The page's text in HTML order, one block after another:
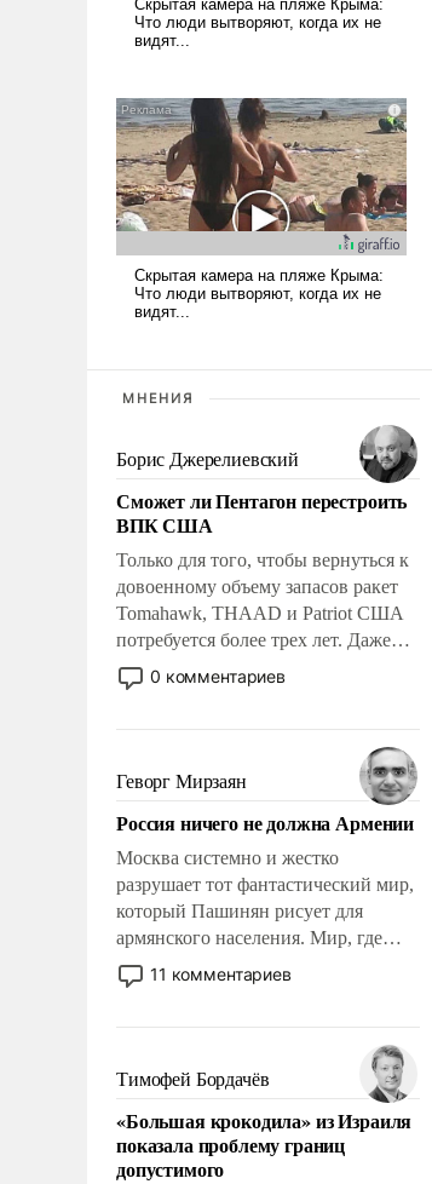
МНЕНИЯ
Борис Джерелиевский
Сможет ли Пентагон перестроить
ВПК США
Только для того, чтобы вернуться к
довоенному объему запасов ракет
Tomahawk, THAAD и Patriot США
потребуется более трех лет. Даже
небольшая война с Ираном
опустошила американские
уязвимости США, например, перед
Китаем.
0 комментариев
Геворг Мирзаян
Россия ничего не должна Армении
Москва системно и жестко
разрушает тот фантастический мир,
который Пашинян рисует для
армянского населения. Мир, где
этому населению все должны
просто по определению, где его
беспрекословно оплачиваться за
счет российских
налогоплательщиков и где за свои
поступки не нужно отвечать.
11 комментариев
Тимофей Бордачёв
«Большая крокодила» из Израиля
показала проблему границ
допустимого